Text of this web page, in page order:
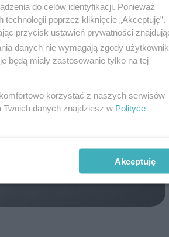
do celów identyfikacji. Ponieważ
poprzez kliknięcie „Akceptuję”.
przycisk ustawień prywatności
danych nie wymagają zgody
będą miały zastosowanie tylko na tej
korzystać z naszych serwisów
Twoich danych znajdziesz w Polityce
Akceptuję